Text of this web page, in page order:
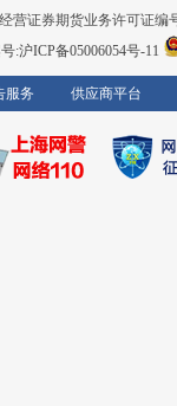
营证券期货业务许可证编
:沪ICP备05006054号-11
服务 供应商平台